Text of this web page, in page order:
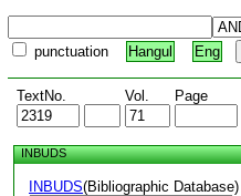
punctuation Hangul Eng
TextNo. Vol. Page
INBUDS
INBUDS(Bibliographic Database)